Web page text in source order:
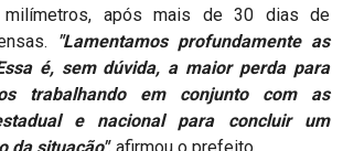
milímetros, após mais de 30 dias de
"Lamentamos profundamente as
é, sem dúvida, a maior perda para
trabalhando em conjunto com as
e nacional para concluir um